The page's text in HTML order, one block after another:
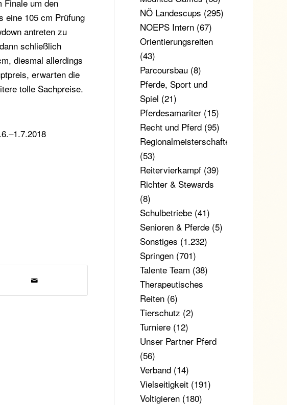
Finale um den
eine 105 cm Prüfung
antreten zu
schließlich
diesmal allerdings
erwarten die
tolle Sachpreise.
NÖ Landescups (295)
NOEPS Intern(67)
Orientierungsreiten
(43)
Parcoursbau(8)
Pferde, Sport und
Spiel (21)
Pferdesamariter(15)
Recht und Pferd(95)
Regionalmeisterschaften
(53)
Reitervierkampf(39)
Richter & Stewards
(8)
Schulbetriebe(41)
Senioren & Pferde(5)
Sonstiges (1.232)
Springen(701)
Talente Team (38)
Therapeutisches
Reiten(6)
Tierschutz (2)
Turniere(12)
Unser Partner Pferd
(56)
Verband(14)
Vielseitigkeit(191)
Voltigieren(180)